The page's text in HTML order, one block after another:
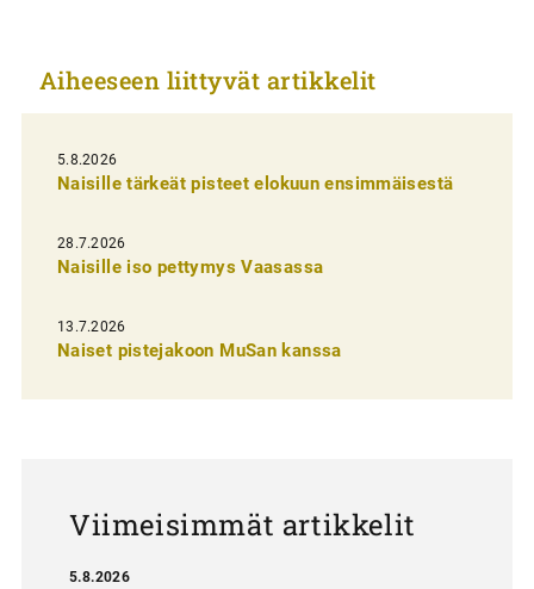
e
i
e
n
s
e
l
Aiheeseen liittyvät artikkelit
5.8.2026
Naisille tärkeät pisteet elokuun ensimmäisestä
28.7.2026
Naisille iso pettymys Vaasassa
13.7.2026
Naiset pistejakoon MuSan kanssa
Viimeisimmät artikkelit
5.8.2026